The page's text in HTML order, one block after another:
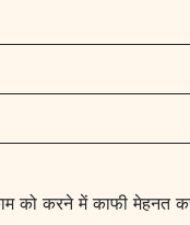
करने में काफी मेहनत